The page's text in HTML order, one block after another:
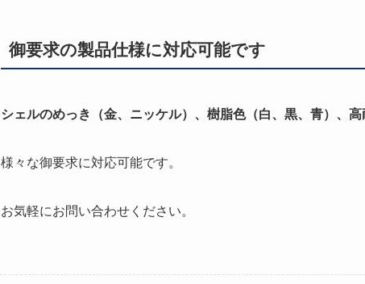
御要求の製品仕様に対応可能です
シェルのめっき（金、ニッケル）、樹脂色（白、黒、青）、
様々な御要求に対応可能です。
お気軽にお問い合わせください。